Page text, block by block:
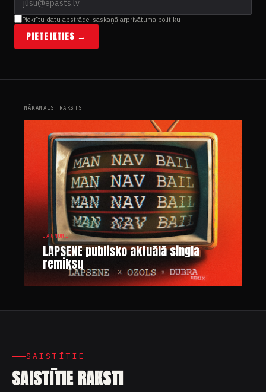
Piekrītu datu apstrādei saskaņā arprivātuma politiku
PIETEIKTIES →
NĀKAMAIS RAKSTS
JAUNUMI
LAPSENE publisko aktuālā singla
remiksu
SAISTĪTIE
SAISTĪTIE RAKSTI